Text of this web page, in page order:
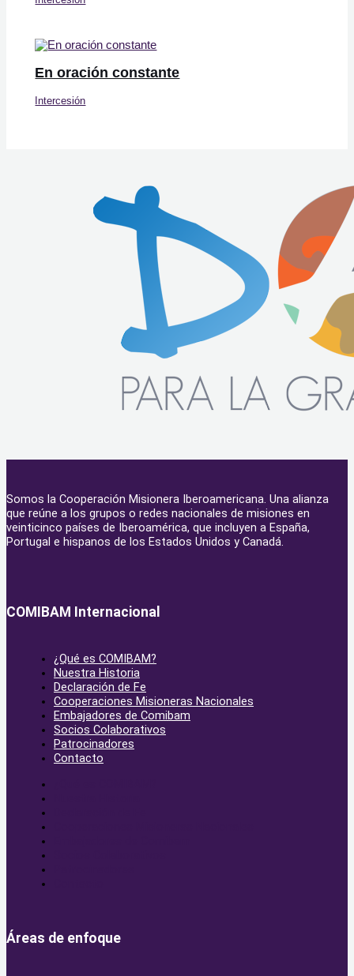
En oración constante
Intercesión
Somos la Cooperación Misionera Iberoamericana. Una alianza
que reúne a los grupos o redes nacionales de misiones en
veinticinco países de Iberoamérica, que incluyen a España,
Portugal e hispanos de los Estados Unidos y Canadá.
COMIBAM Internacional
¿Qué es COMIBAM?
Nuestra Historia
Declaración de Fe
Cooperaciones Misioneras Nacionales
Embajadores de Comibam
Socios Colaborativos
Patrocinadores
Contacto
Áreas de enfoque